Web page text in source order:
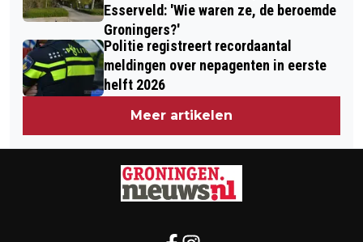
Esserveld: 'Wie waren ze, de beroemde
Groningers?'
Politie registreert recordaantal
meldingen over nepagenten in eerste
helft 2026
Meer artikelen